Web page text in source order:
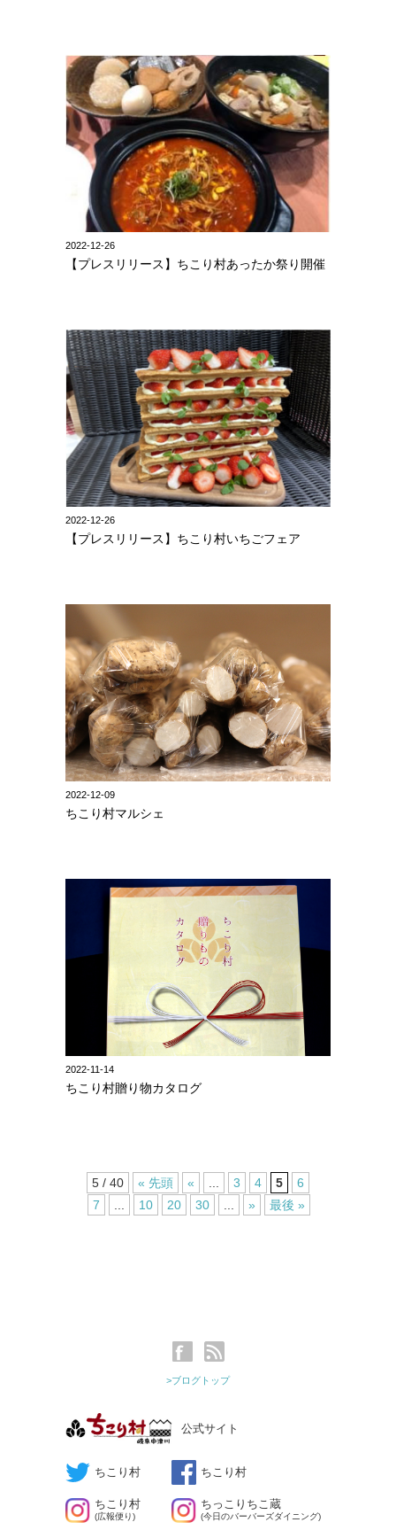
2022-12-26
【プレスリリース】ちこり村あったか祭り開催
2022-12-26
【プレスリリース】ちこり村いちごフェア
2022-12-09
ちこり村マルシェ
2022-11-14
ちこり村贈り物カタログ
5 / 40 « 先頭 « 3 4 5
6
7
10 20 30 » 最後 »
>ブログトップ
公式サイト
ちこり村 ちこり村
ちこり村
(広報便り)
ちっこりちこ蔵
(今日のバーバーズダイニング)